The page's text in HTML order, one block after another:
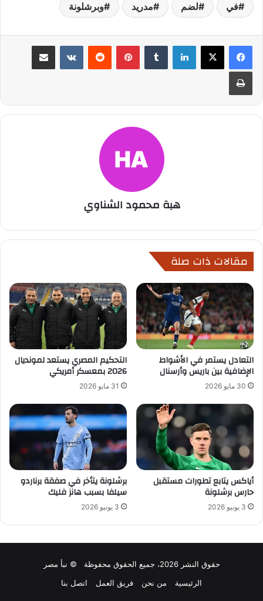
في لضم مدريد وبرشلونة
لينكدإن بينتيريست مشاركة عبر البريد
طباعة
هبة محمود الشناوي
مقالات ذات صلة
التعادل يستمر في الأشواط
الإضافية بين باريس وأرسنال
30 مايو 2026
التحكيم المصري يستعد لمونديال
2026 بمعسكر أمريكي
31 مايو 2026
أياكس يتابع تطورات مستقبل
حارس برشلونة
3 يونيو 2026
برشلونة يتأخر في صفقة برناردو
سيلفا بسبب هانز فليك
3 يونيو 2026
حقوق النشر 2026، جميع الحقوق محفوظة © نبأ مصر
الرئيسية
من نحن فريق العمل اتصل بنا